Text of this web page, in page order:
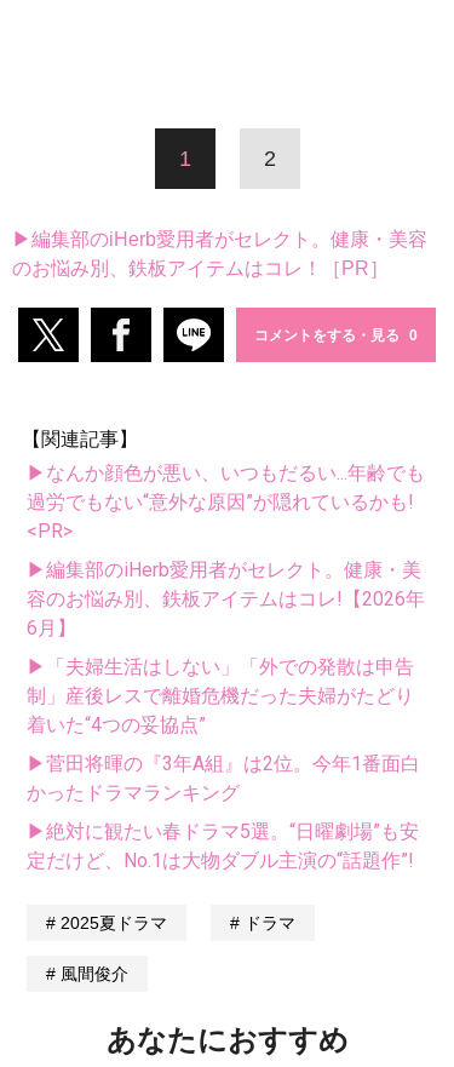
1 2
▶編集部のiHerb愛用者がセレクト。健康・美容
のお悩み別、鉄板アイテムはコレ！［PR］
コメントをする・見る
【関連記事】
▶なんか顔色が悪い、いつもだるい...年齢でも
過労でもない“意外な原因”が隠れているかも!
<PR>
▶編集部のiHerb愛用者がセレクト。健康・美
容のお悩み別、鉄板アイテムはコレ!【2026年
6月】
▶「夫婦生活はしない」「外での発散は申告
制」産後レスで離婚危機だった夫婦がたどり
着いた“4つの妥協点”
▶菅田将暉の『3年A組』は2位。今年1番面白
かったドラマランキング
▶絶対に観たい春ドラマ5選。“日曜劇場”も安
定だけど、No.1は大物ダブル主演の“話題作”!
2025夏ドラマ ドラマ
風間俊介
あなたにおすすめ